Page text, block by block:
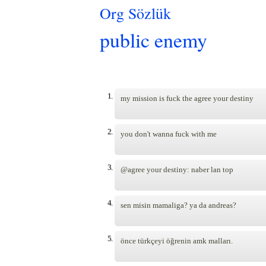
Org Sözlük
public enemy
1. my mission is fuck the agree your destiny
2. you don't wanna fuck with me
3. @agree your destiny: naber lan top
4. sen misin mamaliga? ya da andreas?
5. önce türkçeyi öğrenin amk malları.